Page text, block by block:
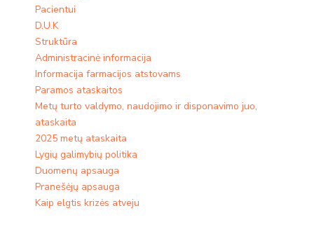
Pacientui
D.U.K
Struktūra
Administracinė informacija
Informacija farmacijos atstovams
Paramos ataskaitos
Metų turto valdymo, naudojimo ir disponavimo juo,
ataskaita
2025 metų ataskaita
Lygių galimybių politika
Duomenų apsauga
Pranešėjų apsauga
Kaip elgtis krizės atveju